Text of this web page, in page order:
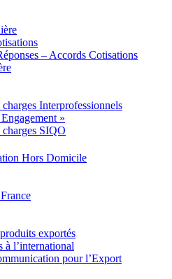
– Accords Cotisations
charges Interprofessionnels
»
charges SIQO
Hors Domicile
exportés
à l’international
pour l’Export